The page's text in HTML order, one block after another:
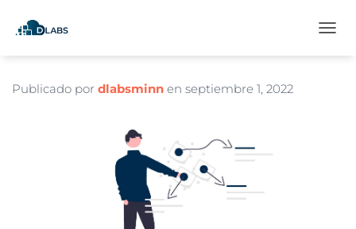
Publicado por dlabsminn en septiembre 1, 2022